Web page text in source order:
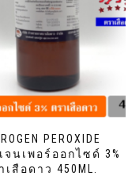
PEROXIDE
จนเพอร์ออกไซด์ 3%
เสือดาว 450ML.